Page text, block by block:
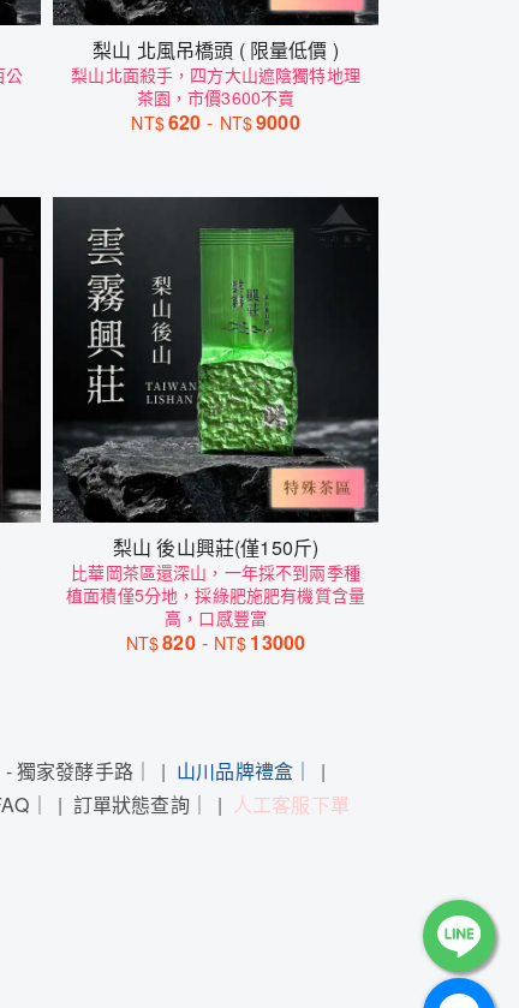
公
梨山 北風吊橋頭 ( 限量低價 )
梨山北面殺手，四方大山遮陰獨特地理
茶園，市價3600不賣
NT$620 - NT$9000
梨山 後山興莊(僅150斤)
比華岡茶區還深山，一年採不到兩季種
植面積僅5分地，採綠肥施肥有機質含量
高，口感豐富
NT$820 - NT$ 13000
獨家發酵手路｜
山川品牌禮盒｜
｜ 訂單狀態查詢｜
人工客服下單